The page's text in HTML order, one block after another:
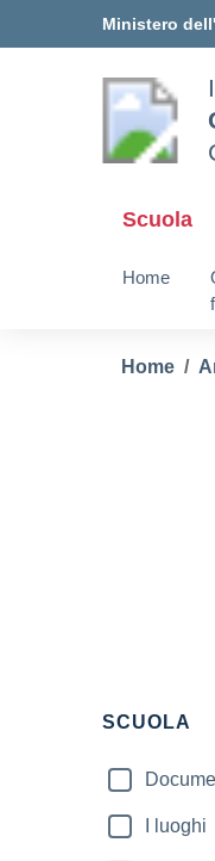
Ministero
Scuola
Home
Home
SCUOLA
I luoghi